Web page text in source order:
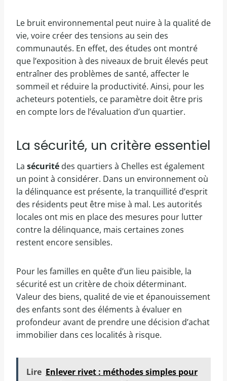
Le bruit environnemental peut nuire à la qualité de
vie, voire créer des tensions au sein des
communautés. En effet, des études ont montré
que l’exposition à des niveaux de bruit élevés peut
entraîner des problèmes de santé, affecter le
sommeil et réduire la productivité. Ainsi, pour les
acheteurs potentiels, ce paramètre doit être pris
en compte lors de l’évaluation d’un quartier.
La sécurité, un critère essentiel
La sécurité des quartiers à Chelles est également
un point à considérer. Dans un environnement où
la délinquance est présente, la tranquillité d’esprit
des résidents peut être mise à mal. Les autorités
locales ont mis en place des mesures pour lutter
contre la délinquance, mais certaines zones
restent encore sensibles.
Pour les familles en quête d’un lieu paisible, la
sécurité est un critère de choix déterminant.
Valeur des biens, qualité de vie et épanouissement
des enfants sont des éléments à évaluer en
profondeur avant de prendre une décision d’achat
immobilier dans ces localités à risque.
Lire Enlever rivet : méthodes simples pour